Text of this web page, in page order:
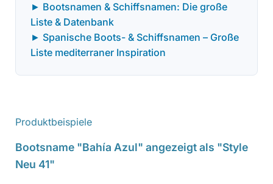
► Bootsnamen & Schiffsnamen: Die große
Liste & Datenbank
► Spanische Boots- & Schiffsnamen – Große
Liste mediterraner Inspiration
Produktbeispiele
Bootsname "Bahía Azul" angezeigt als "Style
Neu 41"